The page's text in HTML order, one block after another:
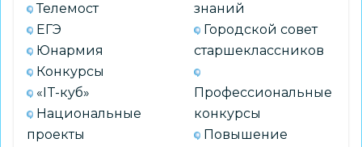
Телемост
ЕГЭ
Юнармия
Конкурсы
«IT-куб»
Национальные
проекты
знаний
Городской совет
старшеклассников
Профессиональные
конкурсы
Повышение